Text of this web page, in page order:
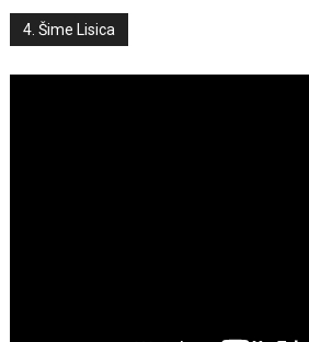
4. Šime Lisica